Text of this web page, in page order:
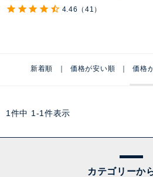
4.46 （41）
新着順 価格が安い順 価格
1 件中 1 -1 件表示
カテゴリーか